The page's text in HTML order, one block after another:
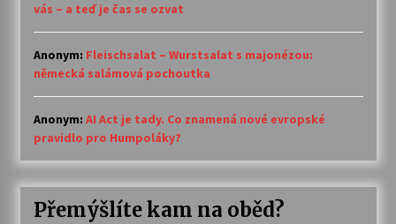
vás – a teď je čas se ozvat
Anonym: Fleischsalat – Wurstsalat s majonézou:
německá salámová pochoutka
Anonym: AI Act je tady. Co znamená nové evropské
pravidlo pro Humpoláky?
Přemýšlíte kam na oběd?